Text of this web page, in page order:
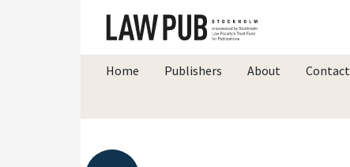
Home Publishers About Contact